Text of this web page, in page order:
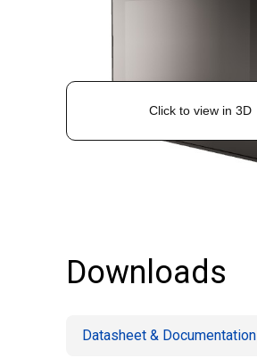
Downloads
Datasheet & Documentation